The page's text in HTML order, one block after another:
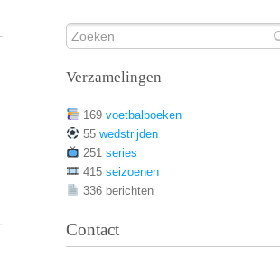
Verzamelingen
169 voetbalboeken
55 wedstrijden
251 series
415 seizoenen
336 berichten
Contact